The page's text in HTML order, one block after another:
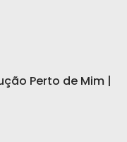
Perto de Mim |